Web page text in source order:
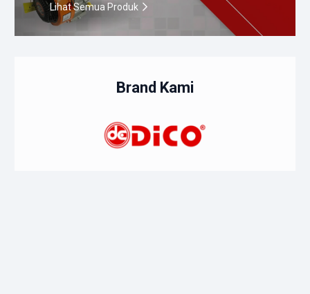
Lihat Semua Produk
Brand Kami